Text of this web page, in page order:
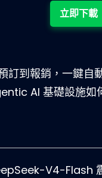
立即下載
訂到報銷，一鍵自
AI 基礎設施如
V4-Flash